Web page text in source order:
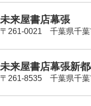
未来屋書店幕張
〒261-0021 千葉県千
未来屋書店幕張新
〒261-8535 千葉県千